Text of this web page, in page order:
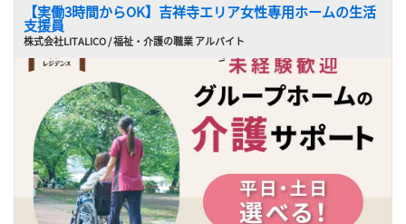
【実働3時間からOK】吉祥寺エリア女性専用ホームの生活
支援員
株式会社LITALICO / 福祉・介護の職業 アルバイト